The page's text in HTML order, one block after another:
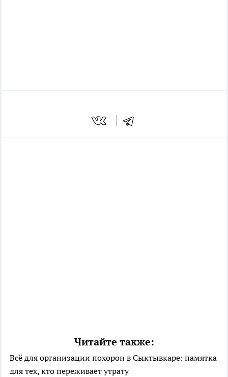
Читайте также:
Всё для организации похорон в Сыктывкаре: памятка
для тех, кто переживает утрату